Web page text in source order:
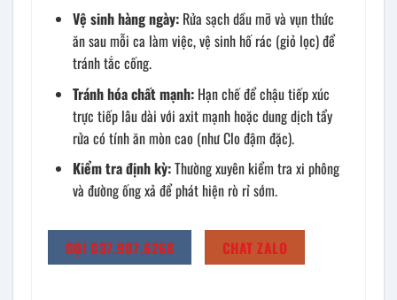
Vệ sinh hàng ngày: Rửa sạch dầu mỡ và vụn thức
ăn sau mỗi ca làm việc, vệ sinh hố rác (giỏ lọc) để
tránh tắc cống.
Tránh hóa chất mạnh: Hạn chế để chậu tiếp xúc
trực tiếp lâu dài với axit mạnh hoặc dung dịch tẩy
rửa có tính ăn mòn cao (như Clo đậm đặc).
Kiểm tra định kỳ:Thường xuyên kiểm tra xi phông
và đường ống xả để phát hiện rò rỉ sớm.
GỌI 037.907.6268 CHAT ZALO